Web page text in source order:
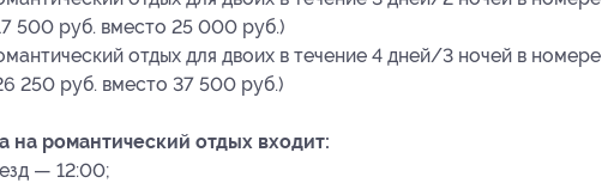
500 руб. вместо 25 000 руб.)
отдых для двоих в течение 4 дней/3 ночей в номере
250 руб. вместо 37 500 руб.)
на романтический отдых входит:
— 12:00;